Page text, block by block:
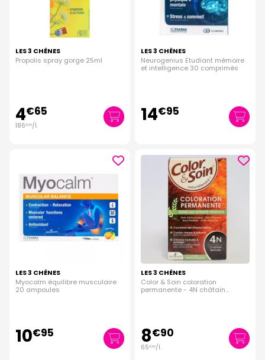
LES 3 CHÊNES
Propolis spray gorge 25ml
4€65
186€00/l.
LES 3 CHÊNES
Neurogenius Etudiant mémoire
et intelligence 30 comprimés
14€95
LES 3 CHÊNES
Myocalm équilibre musculaire
20 ampoules
10€95
LES 3 CHÊNES
Color & Soin coloration
permanente - 4N châtain
8€90
65€93/l.